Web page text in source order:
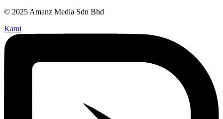
© 2025 Amanz Media Sdn Bhd
Kami